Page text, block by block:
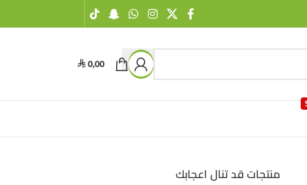
⃁ 0,00
منتجات قد تنال اعجابك